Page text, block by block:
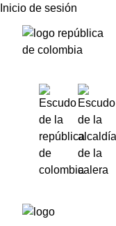
Inicio de sesión